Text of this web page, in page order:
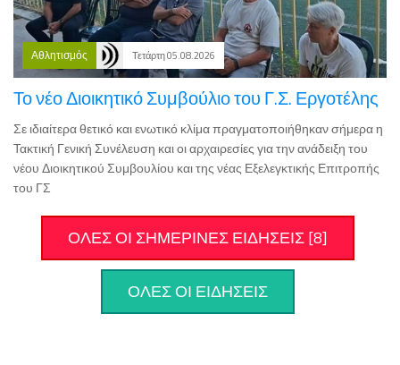
Αθλητισμός Τετάρτη 05.08.2026
Το νέο Διοικητικό Συμβούλιο του Γ.Σ. Εργοτέλης
Σε ιδιαίτερα θετικό και ενωτικό κλίμα πραγματοποιήθηκαν σήμερα η
Τακτική Γενική Συνέλευση και οι αρχαιρεσίες για την ανάδειξη του
νέου Διοικητικού Συμβουλίου και της νέας Εξελεγκτικής Επιτροπής
του ΓΣ
ΟΛΕΣ ΟΙ ΕΙΔΗΣΕΙΣ